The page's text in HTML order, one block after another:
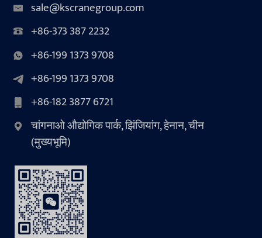
sale@kscranegroup.com
+86-373 387 2232
+86-199 1373 9708
+86-199 1373 9708
+86-182 3877 6721
चांगनाओ औद्योगिक पार्क, झिंजियांग, हेनान, चीन
(मुख्यभूमि)